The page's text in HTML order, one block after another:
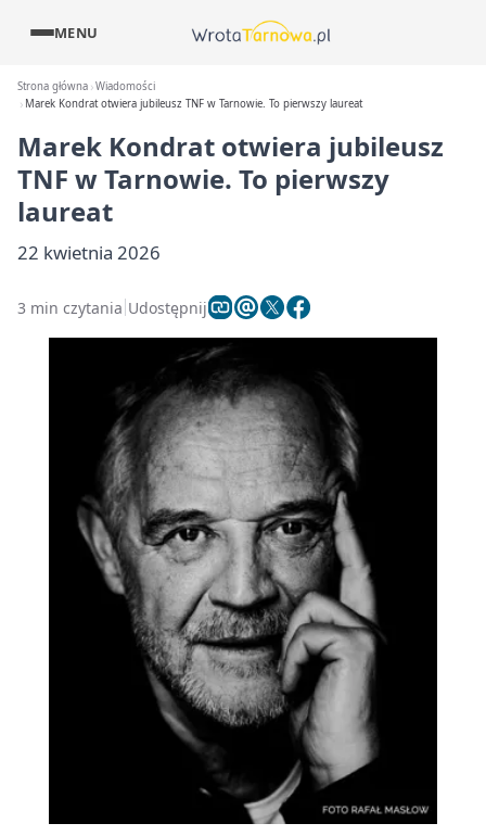
MENU
Strona główna Wiadomości
Marek Kondrat otwiera jubileusz TNF w Tarnowie. To pierwszy laureat
Marek Kondrat otwiera jubileusz
TNF w Tarnowie. To pierwszy
laureat
22 kwietnia 2026
3 min czytania Udostępnij